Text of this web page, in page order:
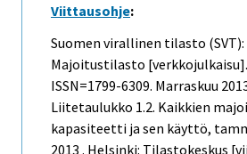
Viittausohje:
Suomen virallinen tilasto (SVT):
Majoitustilasto [verkkojulkaisu].
ISSN=1799-6309. Marraskuu
Liitetaulukko 1.2. Kaikkien
kapasiteetti ja sen käyttö,
2013 . Helsinki: Tilastokeskus